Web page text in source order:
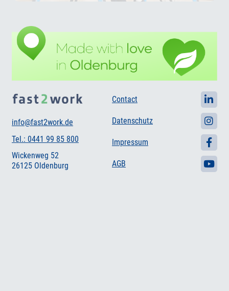
info@fast2work.de
Tel.: 0441 99 85 800
Wickenweg 52
26125 Oldenburg
Contact
Datenschutz
Impressum
AGB